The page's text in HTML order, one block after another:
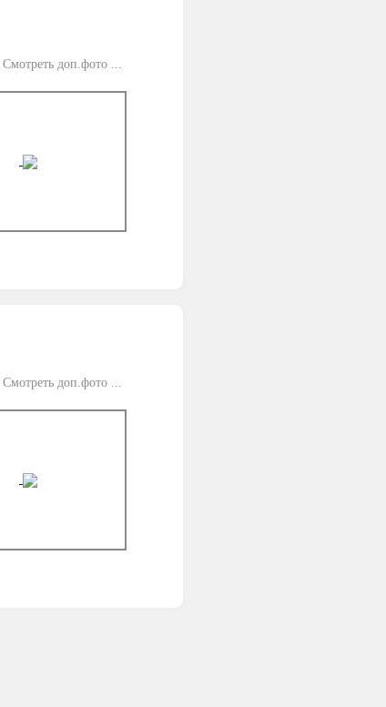
Смотреть доп.фото ...
Смотреть доп.фото ...